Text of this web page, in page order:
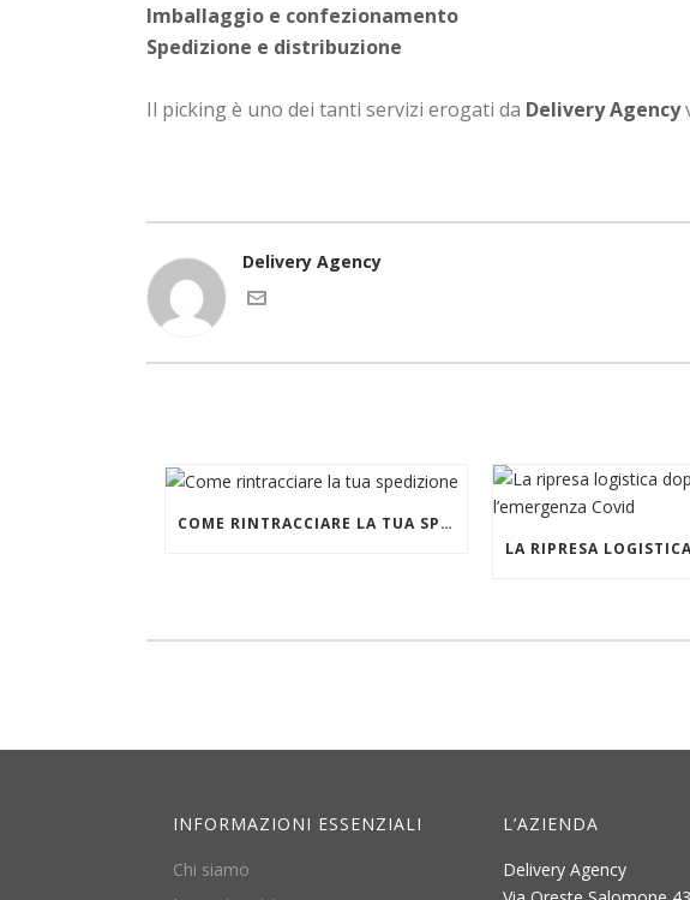
Imballaggio e confezionamento
Spedizione e distribuzione
Il picking è uno dei tanti servizi erogati da Delivery Agency
Delivery Agency
COME RINTRACCIARE LA TUA SPEDIZIONE
INFORMAZIONI ESSENZIALI
Chi siamo
L’AZIENDA
Delivery Agency